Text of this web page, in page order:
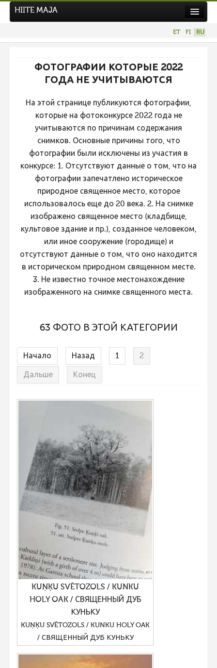
НОВЫЙ ФОТОКОНКУРС
Hiite kuvavõistlus 2026
Фотоконкурс 2025
Не учитываются 2025
Видео 2025
Фотоконкурс 2024
Не учитываются 2024
Видео 2024
Не учитываются 2023
Видео 2023
Не учитываются 2022
Видео 2022
Видео 2021
Фотоконкурс 2020
Видео 2020
Фотоконкурс 2016
Фотоконкурс 2015
Фотоконкурс 2014
Фотоконкурс 2013
Фотоконкурс 2012
Фотоконкурс 2011
Фотоконкурс 2010
Фотоконкурс 2009
Фотоконкурс 2008
HIITE MAJA
ET FI RU
ФОТОГРАФИИ КОТОРЫЕ 2022
ГОДА НЕ УЧИТЫВАЮТСЯ
На этой странице публикуются фотографии,
которые на фотоконкурсе 2022 года не
учитываются по причинам содержания
снимков. Основные причины того, что
фотографии были исключены из участия в
конкурсе: 1. Отсутствуют данные о том, что на
фотографии запечатлено историческое
природное священное место, которое
использовалось еще до 20 века. 2. На снимке
изображено священное место (кладбище,
культовое здание и пр.), созданное человеком,
или иное сооружение (городище) и
отсутствуют данные о том, что оно находится
в историческом природном священном месте.
3. Не известно точное местонахождение
изображенного на снимке священного места.
63 ФОТО В ЭТОЙ КАТЕГОРИИ
Начало Назад 1 2
Дальше Конец
KUŅĶU SVĒTOZOLS / KUNKU
HOLY OAK / СВЯЩЕННЫЙ ДУБ
КУНЬКУ
KUŅĶU SVĒTOZOLS / KUNKU HOLY OAK
/ СВЯЩЕННЫЙ ДУБ КУНЬКУ